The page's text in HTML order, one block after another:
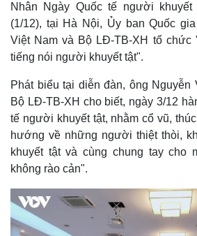
Nhân Ngày Quốc tế người khuyết
(1/12), tại Hà Nội, Ủy ban Quốc
Việt Nam và Bộ LĐ-TB-XH tổ chức
tiếng nói người khuyết tật".
Phát biểu tại diễn đàn, ông
Bộ LĐ-TB-XH cho biết, ngày 3/12
tế người khuyết tật, nhằm cổ vũ,
hướng về những người thiệt thòi,
khuyết tật và cùng chung tay cho
không rào cản".